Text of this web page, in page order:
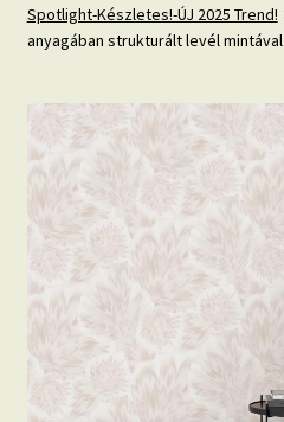
Népszerű tapéták
Tapéta BLOG
Mi az a fotótapéta?
Tapétázási tanácsok
Beton hatású tapéták
Kapcsolat
Spotlight-Készletes!-ÚJ 2025 Trend!
anyagában strukturált levél mintával